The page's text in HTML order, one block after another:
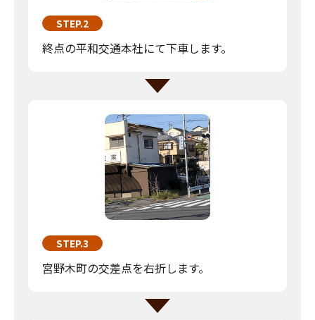
STEP.2
終点の平和交通本社にて下車します。
STEP.3
宮野木町の交差点を右折します。